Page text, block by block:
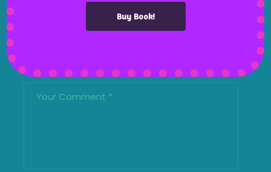
Required fields are marked*
Buy Book!